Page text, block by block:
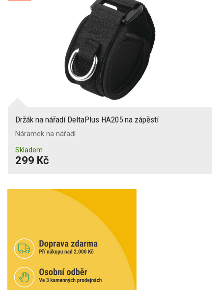
Držák na nářadí DeltaPlus HA205 na zápěstí
Náramek na nářadí
Skladem
299 Kč